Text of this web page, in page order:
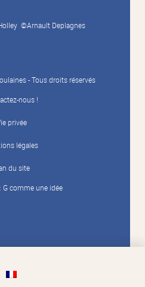
©Arnault Deplagnes
- Tous droits réservés
nous !
privée
légales
du site
G comme une idée